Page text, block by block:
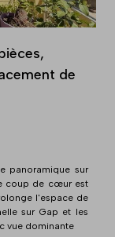
de
panoramique sur
coup de cœur est
l'espace de
sur Gap et les
vue dominante